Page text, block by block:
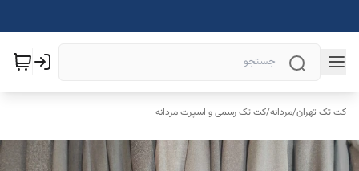
کت تک تهران/مردانه/کت تک رسمی و اسپرت مردانه